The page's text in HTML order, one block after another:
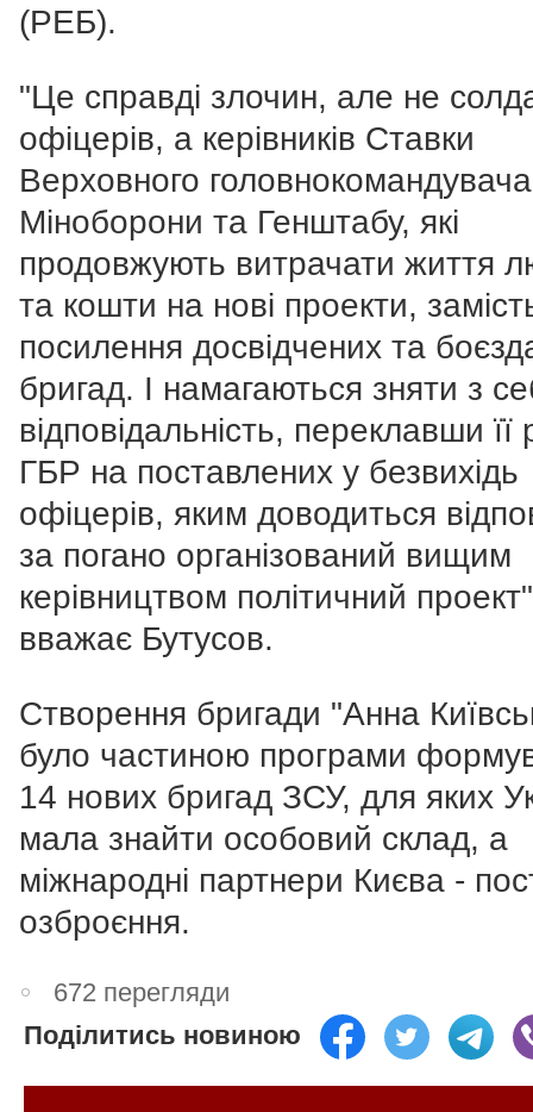
(РЕБ).
"Це справді злочин, але не
офіцерів, а керівників Ставки
Верховного
Міноборони та Генштабу, які
продовжують витрачати життя
та кошти на нові проекти,
посилення досвідчених та
бригад. І намагаються зняти з
відповідальність, переклавши її
ГБР на поставлених у безвихідь
офіцерів, яким доводиться
за погано організований вищим
керівництвом політичний
вважає Бутусов.
Створення бригади "Анна
було частиною програми
14 нових бригад ЗСУ, для яких
мала знайти особовий склад, а
міжнародні партнери Києва -
озброєння.
672 перегляди
Поділитись новиною